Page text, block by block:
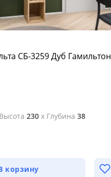
СБ-3259 Дуб Гамильтон
Высота 230 x Глубина 38
корзину